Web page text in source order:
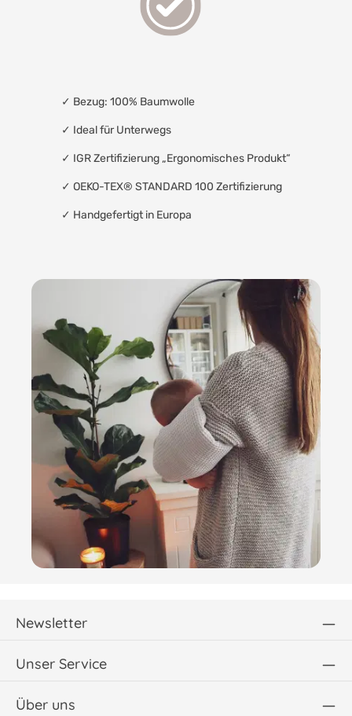
✓ Bezug: 100% Baumwolle
✓ Ideal für Unterwegs
✓ IGR Zertifizierung „Ergonomisches Produkt“
✓ OEKO-TEX® STANDARD 100 Zertifizierung
✓ Handgefertigt in Europa
Newsletter
Unser Service
Über uns